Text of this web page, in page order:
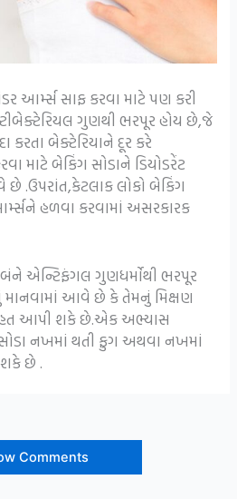
આર્મ્સ સાફ કરવા માટે પણ કરી
ગુણથી ભરપૂર હોય છે,જે
કરતા બેક્ટેરિયાને દૂર કરે
માટે બેકિંગ સોડાને ડિયોડરેંટ
.ઉપરાંત,કેટલાક લોકો બેકિંગ
હળવા કરવામાં અસરકારક
એન્ટિફંગલ ગુણધર્મોથી ભરપૂર
આવે છે કે તેમનું મિક્ષણ
આપી શકે છે.એક અભ્યાસ
નખમાં થતી ફુગ અથવા નખમાં
છે .
Comments